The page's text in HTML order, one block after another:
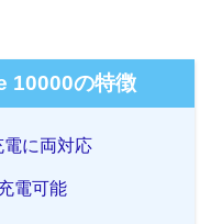
10000の特徴
に両対応
電可能